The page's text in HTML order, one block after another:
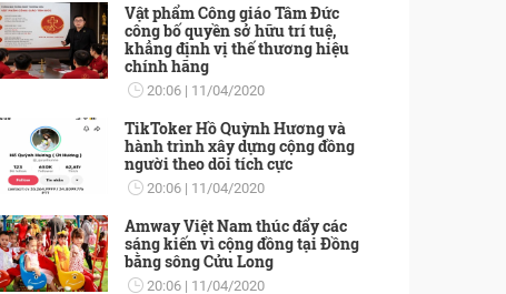
Vật phẩm Công giáo Tâm Đức
công bố quyền sở hữu trí tuệ,
khẳng định vị thế thương hiệu
chính hãng
20:06 11/04/2020
TikToker Hồ Quỳnh Hương và
hành trình xây dựng cộng đồng
người theo dõi tích cực
20:06 11/04/2020
Amway Việt Nam thúc đẩy các
sáng kiến vì cộng đồng tại Đồng
bằng sông Cửu Long
20:06 11/04/2020